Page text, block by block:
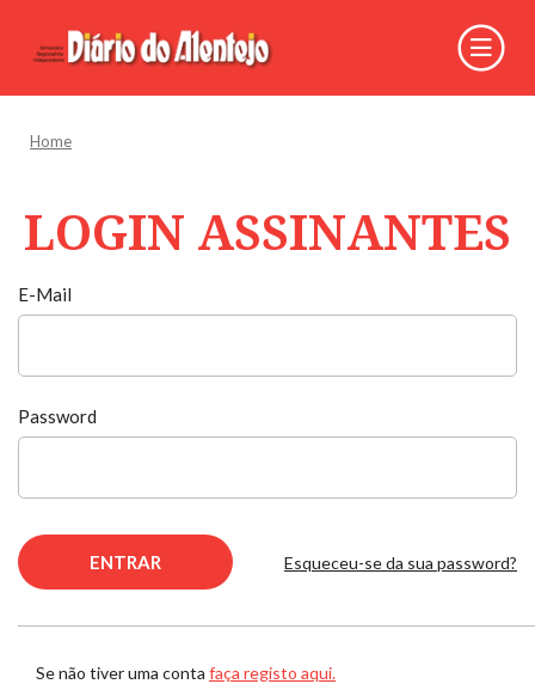
Home
LOGIN ASSINANTES
E-Mail
Password
Esqueceu-se da sua password?
Se não tiver uma conta faça registo aqui.